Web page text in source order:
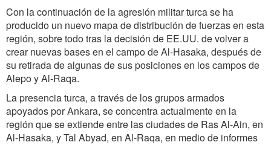
Con la continuación de la agresión militar turca se ha
producido un nuevo mapa de distribución de fuerzas en esta
región, sobre todo tras la decisión de EE.UU. de volver a
crear nuevas bases en el campo de Al-Hasaka, después de
su retirada de algunas de sus posiciones en los campos de
Alepo y Al-Raqa.
La presencia turca, a través de los grupos armados
apoyados por Ankara, se concentra actualmente en la
región que se extiende entre las ciudades de Ras Al-Ain, en
Al-Hasaka, y Tal Abyad, en Al-Raqa, en medio de informes